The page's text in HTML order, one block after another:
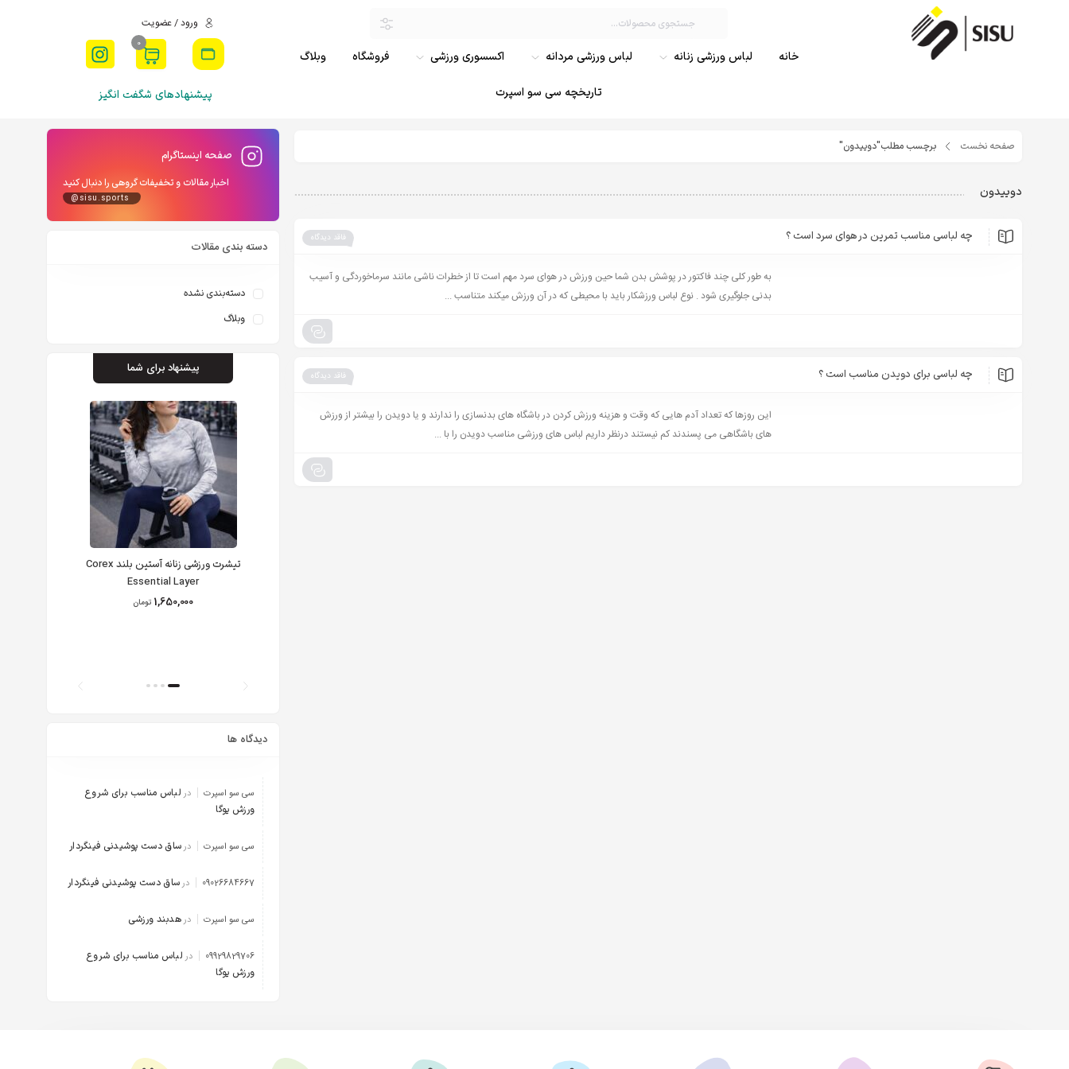
خانه لباس ورزشی زنانه لباس ورزشی مردانه اکسسوری ورزشی فروشگاه وبلاگ
تاریخچه سی سو اسپرت
ورود / عضویت
0
پیشنهادهای شگفت انگیز
صفحه نخست برچسب مطلب"دوییدون"
دوییدون
فاقد دیدگاه چه لباسی مناسب تمرین در هوای سرد است ؟
به طور کلی چند فاکتور در پوشش بدن شما حین ورزش در هوای سرد مهم است تا از خطرات ناشی مانند سرماخوردگی و آسیب
بدنی جلوگیری شود . نوع لباس ورزشکار باید با محیطی که در آن ورزش میکند متناسب ...
فاقد دیدگاه چه لباسی برای دویدن مناسب است ؟
این روزها که تعداد آدم هایی که وقت و هزینه ورزش کردن در باشگاه های بدنسازی را ندارند و یا دویدن را بیشتر از ورزش
های باشگاهی می پسندند کم نیستند درنظر داریم لباس های ورزشی مناسب دویدن را با ...
صفحه اینستاگرام
اخبار مقالات و تخفیفات گروهی را دنبال کنید
@sisu.sports
دسته بندی مقالات
دسته‌بندی نشده
وبلاگ
پیشنهاد برای شما
تیشرت ورزشی زنانه آستین بلند Corex
Essential Layer
1,650,000 تومان
دیدگاه ها
سی سو اسپرت درلباس مناسب برای شروع
ورزش یوگا
سی سو اسپرت درساق دست پوشیدنی فینگردار
09026684667 درساق دست پوشیدنی فینگردار
سی سو اسپرت درهدبند ورزشی
09929829706 درلباس مناسب برای شروع
ورزش یوگا